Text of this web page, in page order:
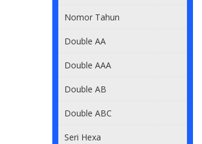
Nomor Tahun
Double AA
Double AAA
Double AB
Double ABC
Seri Hexa